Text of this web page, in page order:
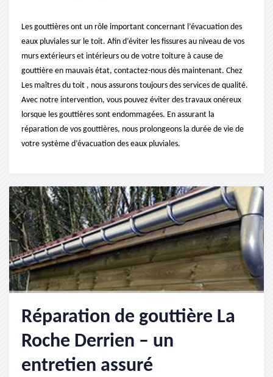
Les gouttières ont un rôle important concernant l’évacuation des
eaux pluviales sur le toit. Afin d’éviter les fissures au niveau de vos
murs extérieurs et intérieurs ou de votre toiture à cause de
gouttière en mauvais état, contactez-nous dès maintenant. Chez
Les maîtres du toit , nous assurons toujours des services de qualité.
Avec notre intervention, vous pouvez éviter des travaux onéreux
lorsque les gouttières sont endommagées. En assurant la
réparation de vos gouttières, nous prolongeons la durée de vie de
votre système d’évacuation des eaux pluviales.
Réparation de gouttière La
Roche Derrien – un
entretien assuré